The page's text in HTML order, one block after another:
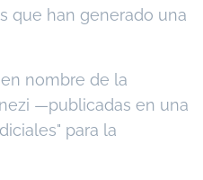
que han generado una
en nombre de la
—publicadas en una
para la